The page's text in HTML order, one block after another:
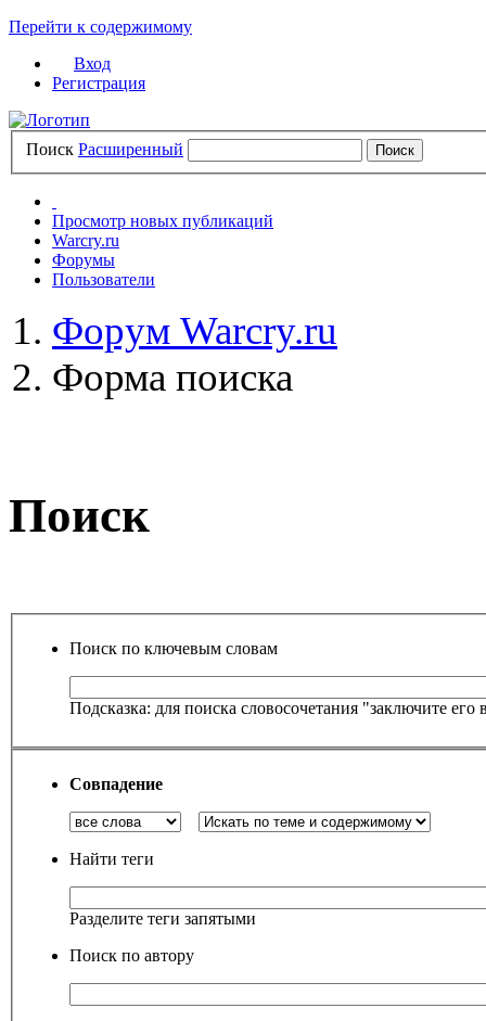
Перейти к содержимому
Вход
Регистрация
Поиск Расширенный
Просмотр новых публикаций
Warcry.ru
Форумы
Пользователи
Форум Warcry.ru
Форма поиска
Поиск
Поиск по ключевым словам
Подсказка: для поиска словосочетания "заключите его
Совпадение
Найти теги
Разделите теги запятыми
Поиск по автору